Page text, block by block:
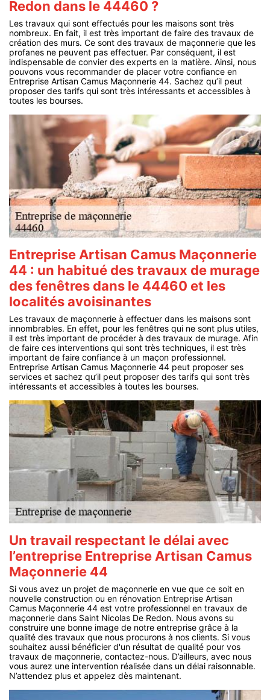
Redon dans le 44460 ?
Les travaux qui sont effectués pour les maisons sont très
nombreux. En fait, il est très important de faire des travaux de
création des murs. Ce sont des travaux de maçonnerie que les
profanes ne peuvent pas effectuer. Par conséquent, il est
indispensable de convier des experts en la matière. Ainsi, nous
pouvons vous recommander de placer votre confiance en
Entreprise Artisan Camus Maçonnerie 44. Sachez qu’il peut
proposer des tarifs qui sont très intéressants et accessibles à
toutes les bourses.
Entreprise Artisan Camus Maçonnerie
44 : un habitué des travaux de murage
des fenêtres dans le 44460 et les
localités avoisinantes
Les travaux de maçonnerie à effectuer dans les maisons sont
innombrables. En effet, pour les fenêtres qui ne sont plus utiles,
il est très important de procéder à des travaux de murage. Afin
de faire ces interventions qui sont très techniques, il est très
important de faire confiance à un maçon professionnel.
Entreprise Artisan Camus Maçonnerie 44 peut proposer ses
services et sachez qu’il peut proposer des tarifs qui sont très
intéressants et accessibles à toutes les bourses.
Un travail respectant le délai avec
l’entreprise Entreprise Artisan Camus
Maçonnerie 44
Si vous avez un projet de maçonnerie en vue que ce soit en
nouvelle construction ou en rénovation Entreprise Artisan
Camus Maçonnerie 44 est votre professionnel en travaux de
maçonnerie dans Saint Nicolas De Redon. Nous avons su
construire une bonne image de notre entreprise grâce à la
qualité des travaux que nous procurons à nos clients. Si vous
souhaitez aussi bénéficier d'un résultat de qualité pour vos
travaux de maçonnerie, contactez-nous. D’ailleurs, avec nous
vous aurez une intervention réalisée dans un délai raisonnable.
N’attendez plus et appelez dès maintenant.